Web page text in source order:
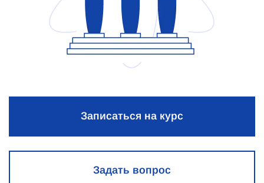
Записаться на курс
Задать вопрос